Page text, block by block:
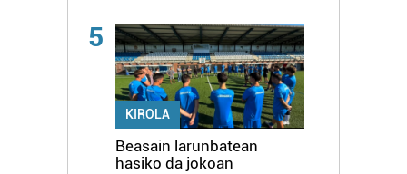
5
KIROLA
Beasain larunbatean
hasiko da jokoan